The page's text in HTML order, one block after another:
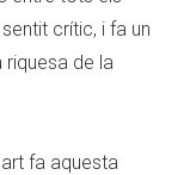
crític, i fa un
riquesa de la
fa aquesta